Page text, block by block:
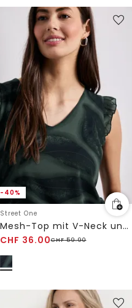
-40%
Street One
Mesh-Top mit V-Neck und Print
CHF 36.00CHF59.90